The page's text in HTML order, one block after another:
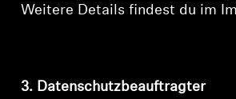
Weitere Details findest du im
3. Datenschutzbeauftragter